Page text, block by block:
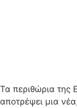
Τα περιθώρια της
αποτρέψει μια